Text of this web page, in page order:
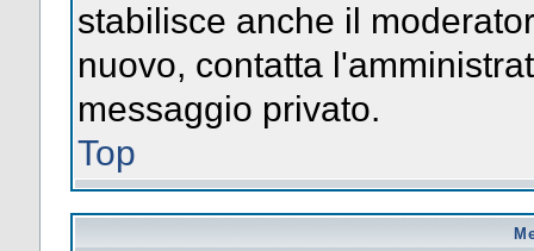
stabilisce anche il
nuovo, contatta
messaggio privato.
Top